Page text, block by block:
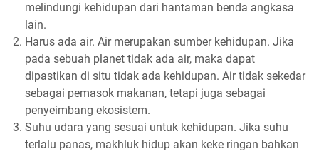
melindungi kehidupan dari hantaman benda angkasa
lain.
Harus ada air. Air merupakan sumber kehidupan. Jika
pada sebuah planet tidak ada air, maka dapat
dipastikan di situ tidak ada kehidupan. Air tidak sekedar
sebagai pemasok makanan, tetapi juga sebagai
penyeimbang ekosistem.
Suhu udara yang sesuai untuk kehidupan. Jika suhu
terlalu panas, makhluk hidup akan keke ringan bahkan